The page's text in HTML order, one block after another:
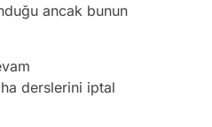
ancak bunun
derslerini iptal